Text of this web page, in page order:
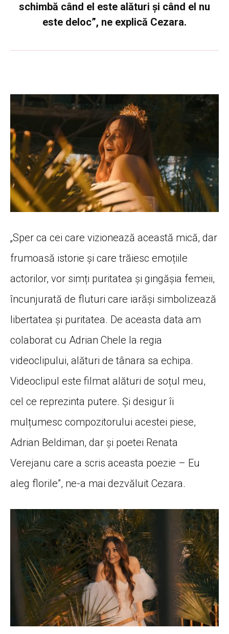
schimbă când el este alături și când el nu
este deloc”, ne explică Cezara.
„Sper ca cei care vizionează această mică, dar
frumoasă istorie și care trăiesc emoțiile
actorilor, vor simți puritatea și gingășia femeii,
încunjurată de fluturi care iarăși simbolizează
libertatea și puritatea. De aceasta data am
colaborat cu Adrian Chele la regia
videoclipului, alături de tânara sa echipa.
Videoclipul este filmat alături de soțul meu,
cel ce reprezinta putere. Și desigur îi
mulțumesc compozitorului acestei piese,
Adrian Beldiman, dar și poetei Renata
Verejanu care a scris aceasta poezie – Eu
aleg florile”, ne-a mai dezvăluit Cezara.